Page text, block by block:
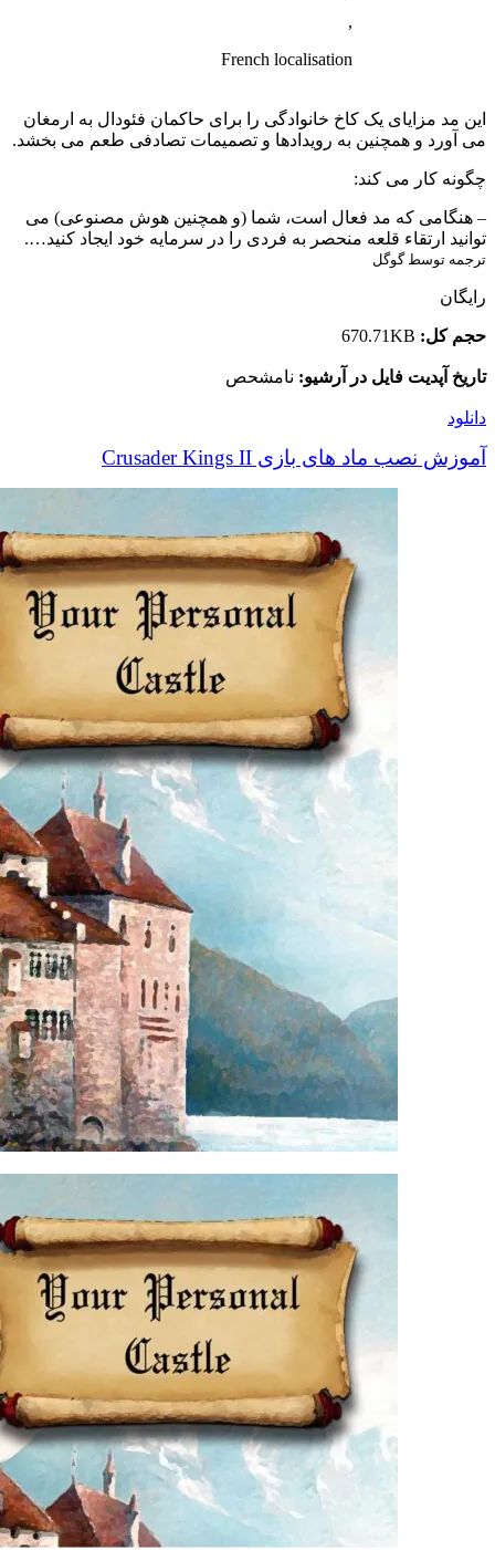
,
French localisation
این مد مزایای یک کاخ خانوادگی را برای حاکمان فئودال به ارمغان
می آورد و همچنین به رویدادها و تصمیمات تصادفی طعم می بخشد.
چگونه کار می کند:
– هنگامی که مد فعال است، شما (و همچنین هوش مصنوعی) می
توانید ارتقاء قلعه منحصر به فردی را در سرمایه خود ایجاد کنید….
ترجمه توسط گوگل
رایگان
حجم کل: 670.71KB
تاریخ آپدیت فایل در آرشیو: نامشحص
دانلود
آموزش نصب ماد های بازی Crusader Kings II